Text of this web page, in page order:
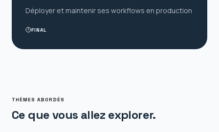
Déployer et maintenir ses workflows en production
FINAL
THÈMES ABORDÉS
Ce que vous allez explorer.